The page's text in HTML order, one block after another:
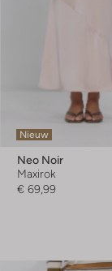
Nieuw
Neo Noir
Maxirok
€ 69,99